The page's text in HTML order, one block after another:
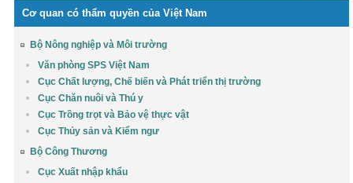
Cơ quan có thẩm quyền của Việt Nam
Bộ Nông nghiệp và Môi trường
Văn phòng SPS Việt Nam
Cục Chất lượng, Chế biến và Phát triển thị trường
Cục Chăn nuôi và Thú y
Cục Trồng trọt và Bảo vệ thực vật
Cục Thủy sản và Kiểm ngư
Bộ Công Thương
Cục Xuất nhập khẩu